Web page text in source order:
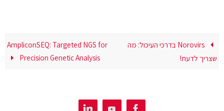
Norovirs בדרכי העיכול: מה
שצריך לדעת!
AmpliconSEQ: Targeted NGS for
Precision Genetic Analysis